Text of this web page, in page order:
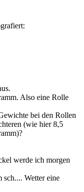
Also eine Rolle
bei den Rollen
(wie hier 8,5
werde ich morgen
sch.... Wetter eine